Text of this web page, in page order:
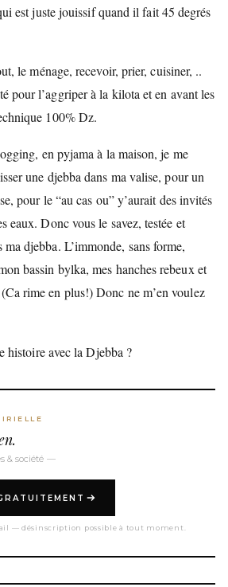
est juste jouissif quand il fait 45 degrés
le ménage, recevoir, prier, cuisiner, ..
pour l’aggriper à la kilota et en avant les
100% Dz.
en pyjama à la maison, je me
une djebba dans ma valise, pour un
pour le “au cas ou” y’aurait des invités
eaux. Donc vous le savez, testée et
ma djebba. L’immonde, sans forme,
bassin bylka, mes hanches rebeux et
rime en plus!) Donc ne m’en voulez
histoire avec la Djebba ?
& société —
— désinscription possible à tout moment.